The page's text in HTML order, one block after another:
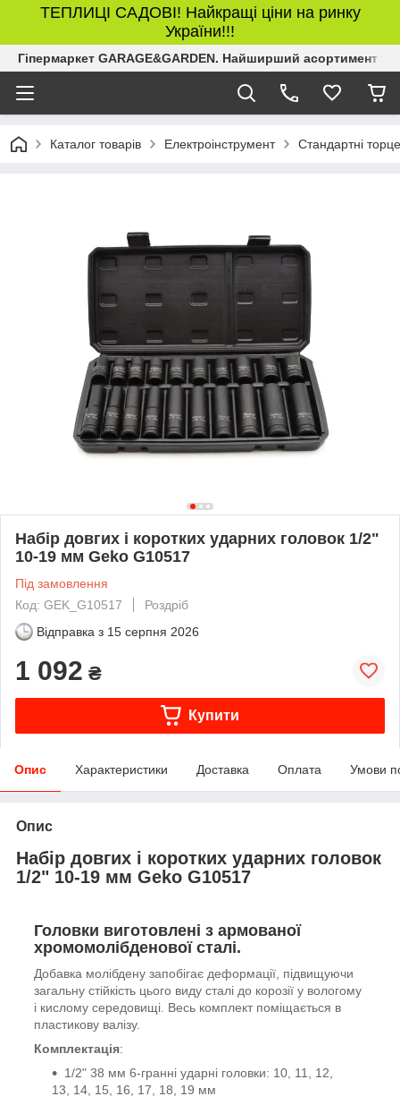
ТЕПЛИЦІ САДОВІ! Найкращі ціни на ринку
України!!!
Гіпермаркет GARAGE&GARDEN. Найширший асортимент
Каталог товарів Електроінструмент Стандартні
Набір довгих і коротких ударних головок 1/2"
10-19 мм Geko G10517
Під замовлення
Код: GEK_G10517
Роздріб
Відправка з 15 серпня 2026
1 092 ₴
Купити
Опис Характеристики Доставка Оплата Умови
Опис
Набір довгих і коротких ударних головок
1/2" 10-19 мм Geko G10517
Головки виготовлені з армованої
хромомолібденової сталі.
Добавка молібдену запобігає деформації, підвищуючи
загальну стійкість цього виду сталі до корозії у вологому
і кислому середовищі. Весь комплект поміщається в
пластикову валізу.
Комплектація:
1/2" 38 мм 6-гранні ударні головки: 10, 11, 12,
13, 14, 15, 16, 17, 18, 19 мм